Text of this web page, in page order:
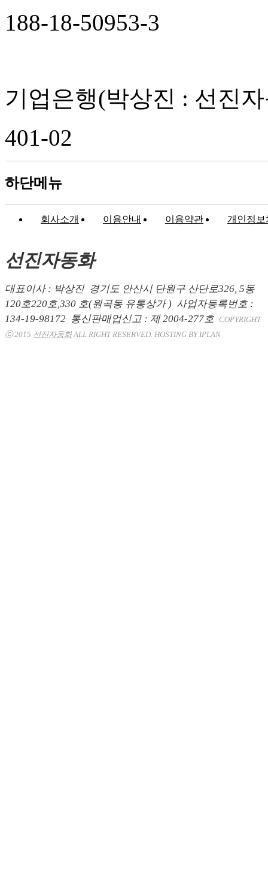
188-18-50953-3
기업은행(박상진 : 선진
401-02
하단메뉴
회사소개 이용안내 이용약관 개인정보
선진자동화
대표이사 : 박상진 경기도 안산시 단원구 산단로326, 5동
120호220호,330 호(원곡동 유통상가 ) 사업자등록번호 :
134-19-98172 통신판매업신고 : 제 2004-277호 COPYRIGHT
ⓒ 2015 선진자동화ALL RIGHT RESERVED. HOSTING BY IPLAN